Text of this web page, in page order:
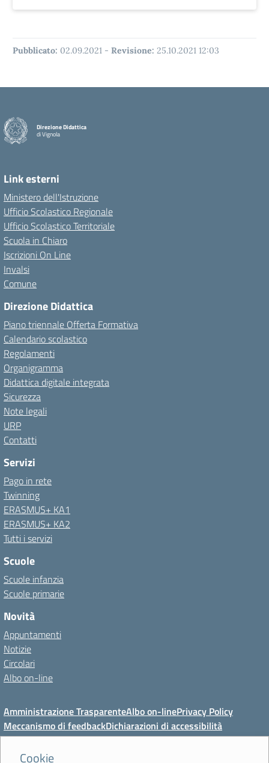
Cookie
Pubblicato: 02.09.2021 - Revisione: 25.10.2021 12:03
Direzione Didattica
di Vignola
Link esterni
Ministero dell'Istruzione
Ufficio Scolastico Regionale
Ufficio Scolastico Territoriale
Scuola in Chiaro
Iscrizioni On Line
Invalsi
Comune
Direzione Didattica
Piano triennale Offerta Formativa
Calendario scolastico
Regolamenti
Organigramma
Didattica digitale integrata
Sicurezza
Note legali
URP
Contatti
Servizi
Pago in rete
Twinning
ERASMUS+ KA1
ERASMUS+ KA2
Tutti i servizi
Scuole
Scuole infanzia
Scuole primarie
Novità
Appuntamenti
Notizie
Circolari
Albo on-line
Amministrazione TrasparenteAlbo on-linePrivacy Policy
Meccanismo di feedbackDichiarazioni di accessibilità
Preferenze cookie